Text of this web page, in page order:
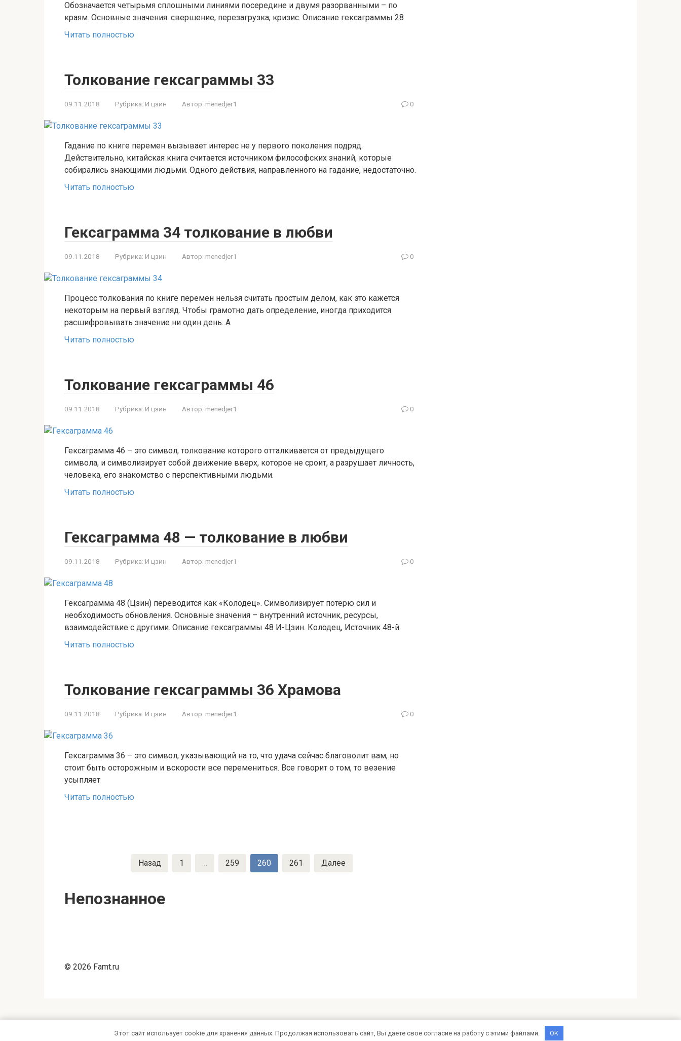
Обозначается четырьмя сплошными линиями посередине и двумя разорванными – по
краям. Основные значения: свершение, перезагрузка, кризис. Описание гексаграммы 28
Читать полностью
Толкование гексаграммы 33
09.11.2018 Рубрика: И цзин Автор: menedjer1 0
Гадание по книге перемен вызывает интерес не у первого поколения подряд.
Действительно, китайская книга считается источником философских знаний, которые
собирались знающими людьми. Одного действия, направленного на гадание, недостаточно.
Читать полностью
Гексаграмма 34 толкование в любви
09.11.2018 Рубрика: И цзин Автор: menedjer1 0
Процесс толкования по книге перемен нельзя считать простым делом, как это кажется
некоторым на первый взгляд. Чтобы грамотно дать определение, иногда приходится
расшифровывать значение ни один день. А
Читать полностью
Толкование гексаграммы 46
09.11.2018 Рубрика: И цзин Автор: menedjer1 0
Гексаграмма 46 – это символ, толкование которого отталкивается от предыдущего
символа, и символизирует собой движение вверх, которое не сроит, а разрушает личность,
человека, его знакомство с перспективными людьми.
Читать полностью
Гексаграмма 48 — толкование в любви
09.11.2018 Рубрика: И цзин Автор: menedjer1 0
Гексаграмма 48 (Цзин) переводится как «Колодец». Символизирует потерю сил и
необходимость обновления. Основные значения – внутренний источник, ресурсы,
взаимодействие с другими. Описание гексаграммы 48 И-Цзин. Колодец, Источник 48-й
Читать полностью
Толкование гексаграммы 36 Храмова
09.11.2018 Рубрика: И цзин Автор: menedjer1 0
Гексаграмма 36 – это символ, указывающий на то, что удача сейчас благоволит вам, но
стоит быть осторожным и вскорости все перемениться. Все говорит о том, то везение
усыпляет
Читать полностью
Назад 1 … 259 260 261 Далее
Непознанное
© 2026 Famt.ru
Этот сайт использует cookie для хранения данных. Продолжая использовать сайт, Вы даете свое согласие на работу с этими файлами. OK